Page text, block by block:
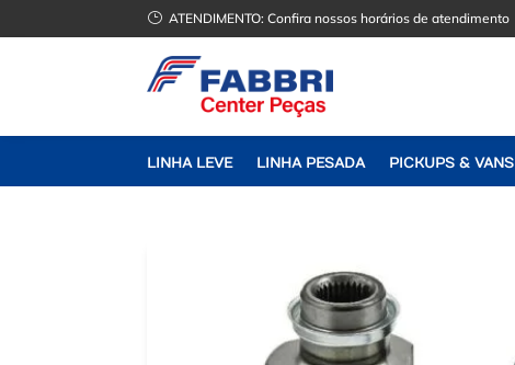
} ATENDIMENTO:Confira nossos horários de atendimento
LINHA LEVE LINHA PESADA PICKUPS & VANS